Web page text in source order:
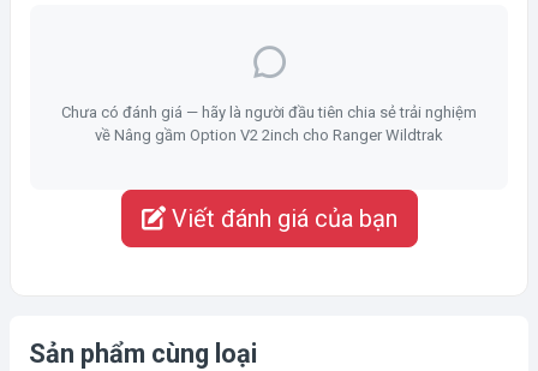
Chưa có đánh giá — hãy là người đầu tiên chia sẻ trải nghiệm
về Nâng gầm Option V2 2inch cho Ranger Wildtrak
Viết đánh giá của bạn
Sản phẩm cùng loại